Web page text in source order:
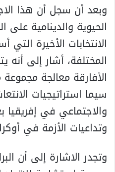
وبعد أن سجل أن هذا
الحيوية والدينامية على
الانتخابات الأخيرة
المختلفة، أشار إلى أنه
الأفارقة معالجة مجموعة
سيما استراتيجيات
وتداعيات الأزمة في
وتجدر الاشارة إلى أن